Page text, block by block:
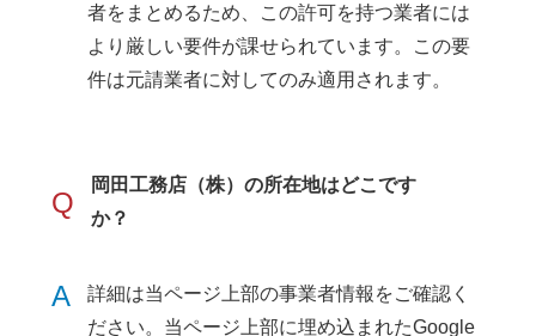
者をまとめるため、この許可を持つ業者には
より厳しい要件が課せられています。この要
件は元請業者に対してのみ適用されます。
Q
岡田工務店（株）の所在地はどこです
か？
A
詳細は当ページ上部の事業者情報をご確認く
ださい。当ページ上部に埋め込まれたGoogle